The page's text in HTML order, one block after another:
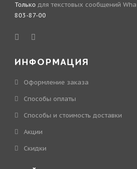
Только для текстовых сообщений
803-87-00
ИНФОРМАЦИЯ
Оформление заказа
Способы оплаты
Способы и стоимость доставки
Акции
Скидки